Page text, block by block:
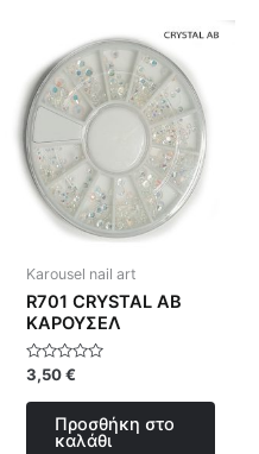
Karousel nail art
R701 CRYSTAL AB
ΚΑΡΟΥΣΕΛ
Βαθμολογήθηκε
με
0
3,50€
Προσθήκη στο
καλάθι